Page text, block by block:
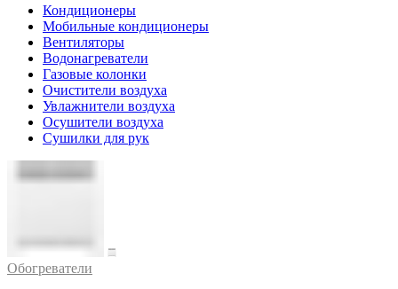
Кондиционеры
Мобильные кондиционеры
Вентиляторы
Водонагреватели
Газовые колонки
Очистители воздуха
Увлажнители воздуха
Осушители воздуха
Сушилки для рук
Обогреватели